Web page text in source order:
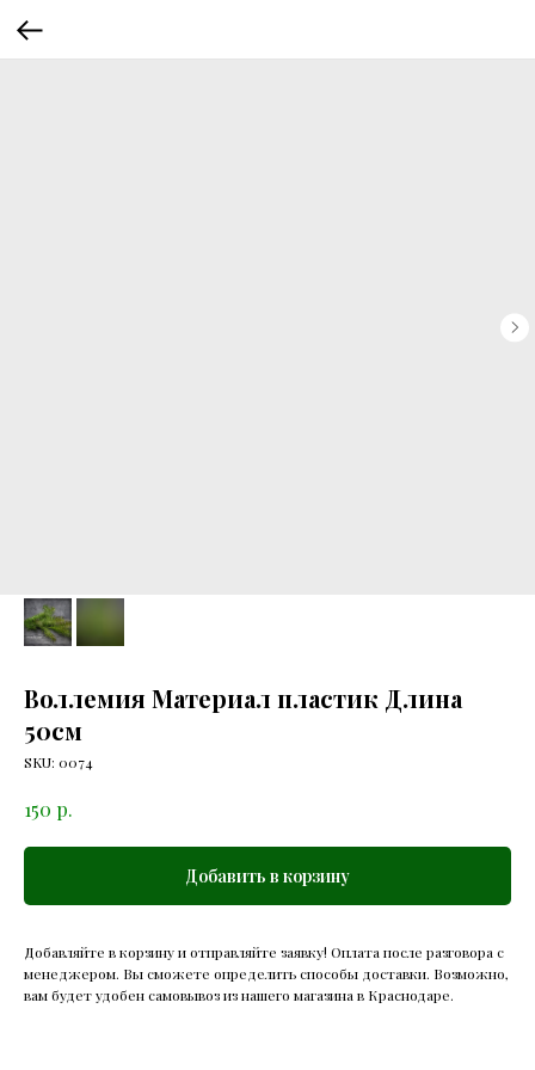
Воллемия Материал пластик Длина
50см
SKU: 0074
150 р.
Добавить в корзину
Добавляйте в корзину и отправляйте заявку! Оплата после разговора с
менеджером. Вы сможете определить способы доставки. Возможно,
вам будет удобен самовывоз из нашего магазина в Краснодаре.